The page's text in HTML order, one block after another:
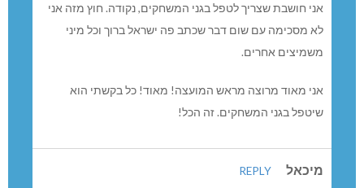
אני חושבת שצריך לטפל בגני המשחקים, נקודה. חוץ מזה אני
לא מסכימה עם שום דבר שכתב פה ישראל ברוך וכל מיני
משמיצים אחרים.
אני מאוד מרוצה מראש המועצה! מאוד! כל בקשתי הוא
שיטפל בגני המשחקים. זה הכל!
מיכאל
REPLY